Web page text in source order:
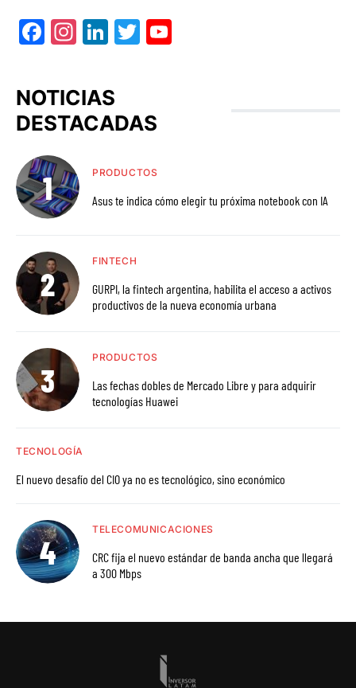
Facebook
Instagram
LinkedIn
Twitter
NOTICIAS
DESTACADAS
PRODUCTOS
Asus te indica cómo elegir tu próxima notebook con IA
FINTECH
GURPI, la fintech argentina, habilita el acceso a activos
productivos de la nueva economía urbana
PRODUCTOS
Las fechas dobles de Mercado Libre y para adquirir
tecnologías Huawei
TECNOLOGÍA
El nuevo desafío del CIO ya no es tecnológico, sino económico
TELECOMUNICACIONES
CRC fija el nuevo estándar de banda ancha que llegará
a 300 Mbps